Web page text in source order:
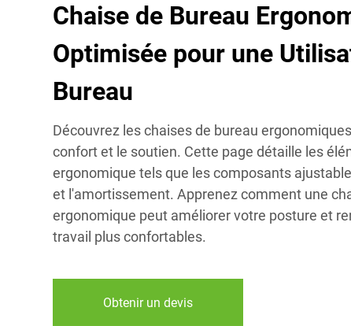
Chaise de Bureau
Optimisée pour une
Bureau
Découvrez les chaises de bureau
confort et le soutien. Cette page détaille les
ergonomique tels que les composants
et l'amortissement. Apprenez comment une
ergonomique peut améliorer votre posture et
travail plus confortables.
Obtenir un devis